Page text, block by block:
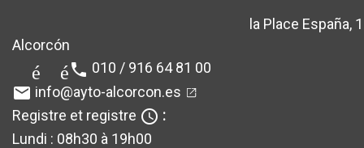
la Place España, 1
Alcorcón
téléphone 010 / 916 64 81 00
email info@ayto-alcorcon.es
Registre et registre query_builder :
Lundi : 08h30 à 19h00